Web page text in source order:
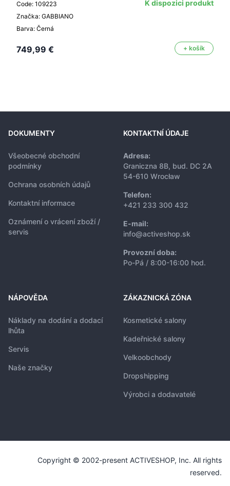
Code: 109223
Značka: GABBIANO
Barva: Černá
K dispozici produkt
749,99 € + košík
DOKUMENTY
Všeobecné obchodní
podmínky
Ochrana osobních údajů
Kontaktní informace
Oznámení o vrácení zboží /
servis
KONTAKTNÍ ÚDAJE
Adresa:
Graniczna 8B, bud. DC 2A
54-610 Wrocław
Telefon:
+421 233 300 432
E-mail:
info@activeshop.sk
Provozní doba:
Po-Pá / 8:00-16:00 hod.
NÁPOVĚDA
Náklady na dodání a dodací
lhůta
Servis
Naše značky
ZÁKAZNICKÁ ZÓNA
Kosmetické salony
Kadeřnické salony
Velkoobchody
Dropshipping
Výrobci a dodavatelé
Copyright © 2002-present ACTIVESHOP, Inc. All rights
reserved.